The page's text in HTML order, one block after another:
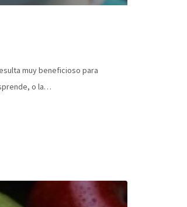
muy beneficioso para
o la…